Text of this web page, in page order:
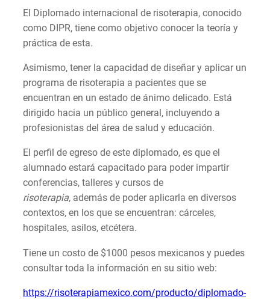
El Diplomado internacional de risoterapia, conocido
como DIPR, tiene como objetivo conocer la teoría y
práctica de esta.
Asimismo, tener la capacidad de diseñar y aplicar un
programa de risoterapia a pacientes que se
encuentran en un estado de ánimo delicado. Está
dirigido hacia un público general, incluyendo a
profesionistas del área de salud y educación.
El perfil de egreso de este diplomado, es que el
alumnado estará capacitado para poder impartir
conferencias, talleres y cursos de
risoterapia, además de poder aplicarla en diversos
contextos, en los que se encuentran: cárceles,
hospitales, asilos, etcétera.
Tiene un costo de $1000 pesos mexicanos y puedes
consultar toda la información en su sitio web:
https://risoterapiamexico.com/producto/diplomado-